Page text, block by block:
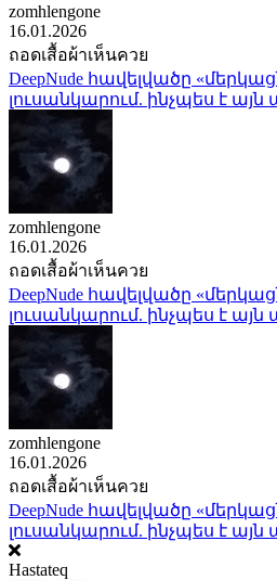
zomhlengone
16.01.2026
ถอดเสื้อผ้าเห็นควย
DeepNude հավելվածը
լուսանկարում. ինչպես է
zomhlengone
16.01.2026
ถอดเสื้อผ้าเห็นควย
DeepNude հավելվածը
լուսանկարում. ինչպես է
zomhlengone
16.01.2026
ถอดเสื้อผ้าเห็นควย
DeepNude հավելվածը
լուսանկարում. ինչպես է
Hastateq